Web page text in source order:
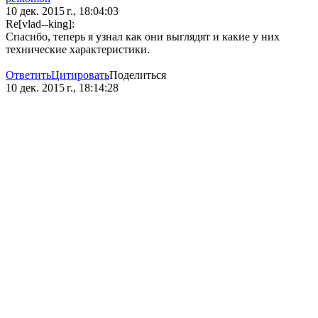
10 дек. 2015 г., 18:04:03
Re[vlad--king]:
Спасибо, теперь я узнал как они выглядят и какие у них
технические характеристики.
ОтветитьЦитироватьПоделиться
10 дек. 2015 г., 18:14:28